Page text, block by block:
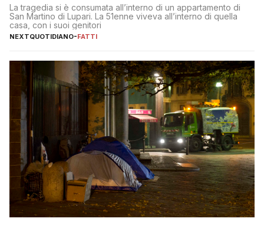
La tragedia si è consumata all’interno di un appartamento di
San Martino di Lupari. La 51enne viveva all’interno di quella
casa, con i suoi genitori
NEXTQUOTIDIANO-FATTI